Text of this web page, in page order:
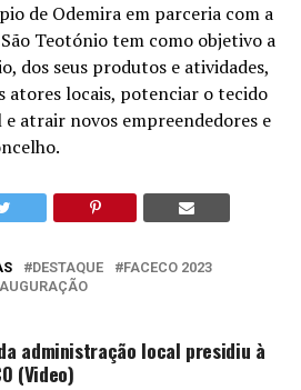
de Odemira em parceria com a
Teotónio tem como objetivo a
dos seus produtos e atividades,
atores locais, potenciar o tecido
atrair novos empreendedores e
DESTAQUE
FACECO 2023
administração local presidiu à
(Video)